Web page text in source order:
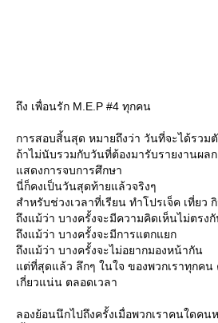
ถึง เพื่อนรัก M.E.P #4 ทุกคน
การสอบสิ้นสุด หมายถึงว่า วันที่จะได้รวม
ถ้าไม่นับรวมกับวันที่ต้องมารับรายงานผล
สดงการจบการศึกษา
นี่ก็คงเป็นวันสุดท้ายแล้วจริงๆ
สำหรับช่วงเวลาที่เรียน ทำโปรเจ็ค เที่ยว
ถึงแม้ว่า บางครั้งจะมีความคิดเห็นไม่ตรง
ถึงแม้ว่า บางครั้งจะมีการแตกแยก
ถึงแม้ว่า บางครั้งจะไม่อยากมองหน้ากัน
ต่ที่สุดแล้ว ลึกๆ ในใจ ของพวกเราทุกคน
เกี่ยวแน่น ตลอดเวลา
ลองย้อนนึกไปถึงครั้งเมื่อพวกเราคนใดคน